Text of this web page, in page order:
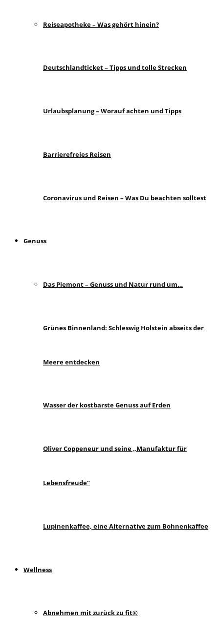
Reiseapotheke – Was gehört hinein?
Deutschlandticket – Tipps und tolle Strecken
Urlaubsplanung – Worauf achten und Tipps
Barrierefreies Reisen
Coronavirus und Reisen – Was Du beachten solltest
Genuss
Das Piemont – Genuss und Natur rund um…
Grünes Binnenland: Schleswig Holstein abseits der
Meere entdecken
Wasser der kostbarste Genuss auf Erden
Oliver Coppeneur und seine „Manufaktur für
Lebensfreude“
Lupinenkaffee, eine Alternative zum Bohnenkaffee
Wellness
Abnehmen mit zurück zu fit©